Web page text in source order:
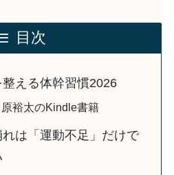
目次
える体幹習慣2026
裕太のKindle書籍
は「運動不足」だけで